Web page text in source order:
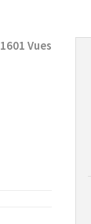
1601 Vues